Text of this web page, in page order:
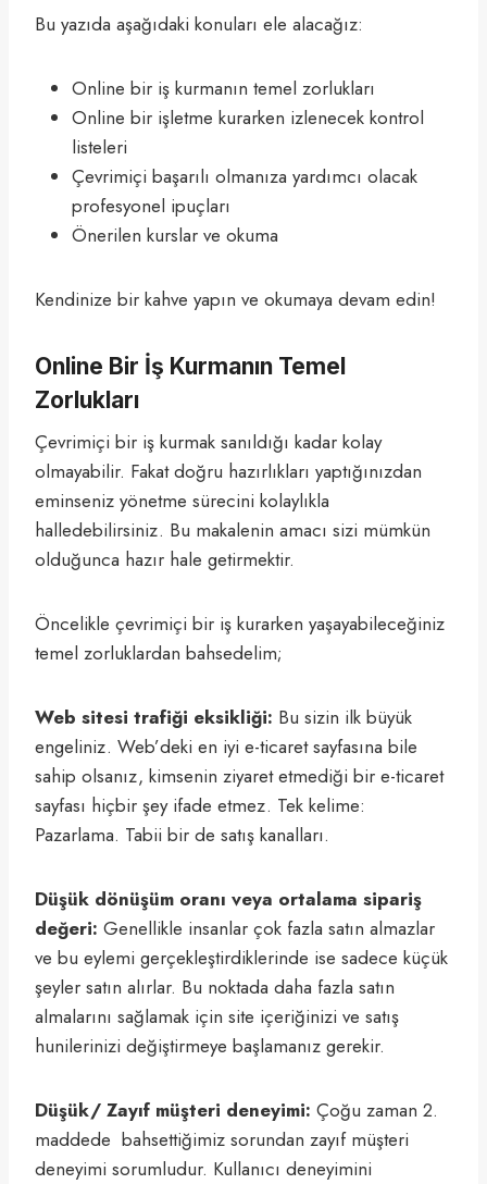
Bu yazıda aşağıdaki konuları ele alacağız:
Online bir iş kurmanın temel zorlukları
Online bir işletme kurarken izlenecek kontrol
listeleri
Çevrimiçi başarılı olmanıza yardımcı olacak
profesyonel ipuçları
Önerilen kurslar ve okuma
Kendinize bir kahve yapın ve okumaya devam edin!
Online Bir İş Kurmanın Temel
Zorlukları
Çevrimiçi bir iş kurmak sanıldığı kadar kolay
olmayabilir. Fakat doğru hazırlıkları yaptığınızdan
eminseniz yönetme sürecini kolaylıkla
halledebilirsiniz. Bu makalenin amacı sizi mümkün
olduğunca hazır hale getirmektir.
Öncelikle çevrimiçi bir iş kurarken yaşayabileceğiniz
temel zorluklardan bahsedelim;
Web sitesi trafiği eksikliği: Bu sizin ilk büyük
engeliniz. Web’deki en iyi e-ticaret sayfasına bile
sahip olsanız, kimsenin ziyaret etmediği bir e-ticaret
sayfası hiçbir şey ifade etmez. Tek kelime:
Pazarlama. Tabii bir de satış kanalları.
Düşük dönüşüm oranı veya ortalama sipariş
değeri: Genellikle insanlar çok fazla satın almazlar
ve bu eylemi gerçekleştirdiklerinde ise sadece küçük
şeyler satın alırlar. Bu noktada daha fazla satın
almalarını sağlamak için site içeriğinizi ve satış
hunilerinizi değiştirmeye başlamanız gerekir.
Düşük/ Zayıf müşteri deneyimi: Çoğu zaman 2.
maddede bahsettiğimiz sorundan zayıf müşteri
deneyimi sorumludur. Kullanıcı deneyimini